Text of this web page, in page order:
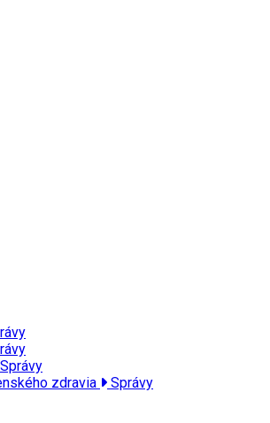
Správy
zdravia
Správy